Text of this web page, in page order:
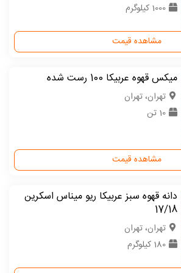
1000 کیلوگرم
مشاهده قیمت
میکس قهوه عربیکا 100 رست شده
تهران، تهران
10 تن
مشاهده قیمت
دانه قهوه سبز عربیکا ریو میناس اسکرین
17/18
تهران، تهران
180 کیلوگرم